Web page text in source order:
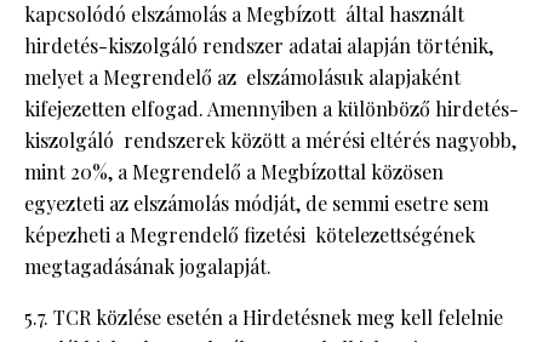
kapcsolódó elszámolás a Megbízott által használt
hirdetés-kiszolgáló rendszer adatai alapján történik,
melyet a Megrendelő az elszámolásuk alapjaként
kifejezetten elfogad. Amennyiben a különböző hirdetés-
kiszolgáló rendszerek között a mérési eltérés nagyobb,
mint 20%, a Megrendelő a Megbízottal közösen
egyezteti az elszámolás módját, de semmi esetre sem
képezheti a Megrendelő fizetési kötelezettségének
megtagadásának jogalapját.
5.7. TCR közlése esetén a Hirdetésnek meg kell felelnie